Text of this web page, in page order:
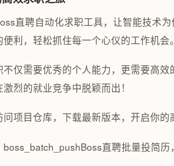
直聘自动化求职工具，让智能技术
便利，轻松抓住每一个心仪的工作机会
仅需要优秀的个人能力，更需要高
烈的就业竞争中脱颖而出！
问项目仓库，下载最新版本，开启你
boss_batch_pushBoss直聘批量投简历